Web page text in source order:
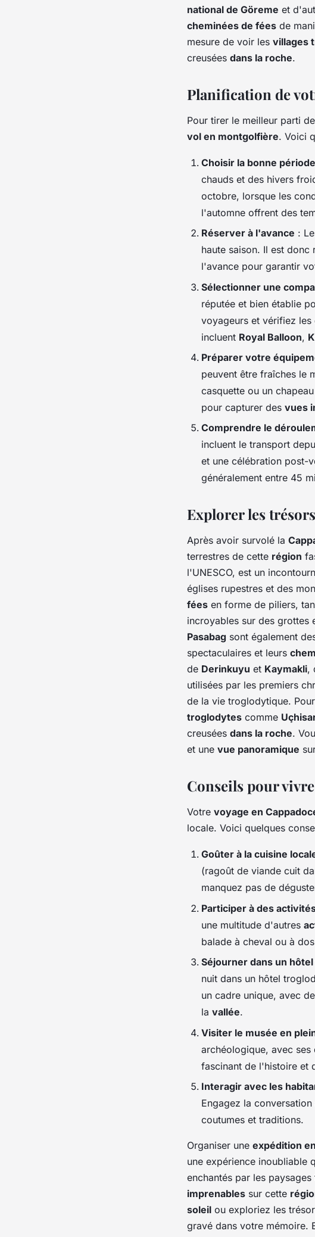
national de Göreme et
cheminées de fées de
mesure de voir les villages
creusées dans la roche.
Planification de
Pour tirer le meilleur parti
vol en montgolfière. Voici
Choisir la bonne période
chauds et des hivers
octobre, lorsque les
l'automne offrent des
Réserver à l'avance :
haute saison. Il est donc
l'avance pour garantir
Sélectionner une
réputée et bien établie
voyageurs et vérifiez
incluent Royal Balloon,
Préparer votre
peuvent être fraîches le
casquette ou un
pour capturer des vues
Comprendre le
incluent le transport
et une célébration post-
généralement entre 45
Explorer les
Après avoir survolé la
terrestres de cette région
l'UNESCO, est un
églises rupestres et des
fées en forme de piliers,
incroyables sur des grottes
Pasabag sont également
spectaculaires et leurs
de Derinkuyu et Kaymakli,
utilisées par les premiers
de la vie troglodytique.
troglodytes comme
creusées dans la roche.
et une vue panoramique
Conseils pour
Votre voyage en
locale. Voici quelques
Goûter à la cuisine
(ragoût de viande cuit
manquez pas de
Participer à des
une multitude d'autres
balade à cheval ou à
Séjourner dans un
nuit dans un hôtel
un cadre unique, avec
la vallée.
Visiter le musée en
archéologique, avec
fascinant de l'histoire et
Interagir avec les
Engagez la
coutumes et traditions.
Organiser une expédition
une expérience inoubliable
enchantés par les
imprenables sur cette
soleil ou exploriez les
gravé dans votre mémoire.